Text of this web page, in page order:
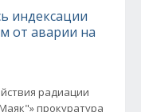
индексации
от аварии на
радиации
прокуратура